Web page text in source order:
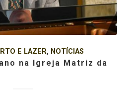
E LAZER, NOTÍCIAS
na Igreja Matriz da